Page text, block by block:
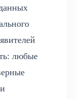
любые